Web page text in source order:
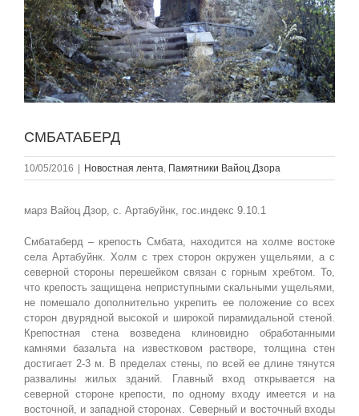
СМБАТАБЕРД
10/05/2016 Новостная лента, Памятники Вайоц Дзора
марз Вайоц Дзор, с. Артабуйнк, гос.индекс 9.10.1
Смбатаберд – крепость Смбата, находится на холме востоке
села Артабуйнк. Холм с трех сторон окружен ущельями, а с
северной стороны перешейком связан с горным хребтом. То,
что крепость защищена неприступными скальными ущельями,
не помешало дополнительно укрепить ее положение со всех
сторон двурядной высокой и широкой пирамидальной стеной.
Крепостная стена возведена клиновидно обработанными
камнями базальта на известковом растворе, толщина стен
достигает 2-3 м. В пределах стены, по всей ее длине тянутся
развалины жилых зданий. Главный вход открывается на
северной стороне крепости, по одному входу имеется и на
восточной, и западной сторонах. Северный и восточный входы